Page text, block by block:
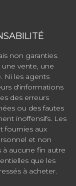
non garanties.
vente, une
Ni les agents
d'informations
des erreurs
ou des fautes
inoffensifs. Les
fournies aux
et non
aucune fin autre
que les
à acheter.